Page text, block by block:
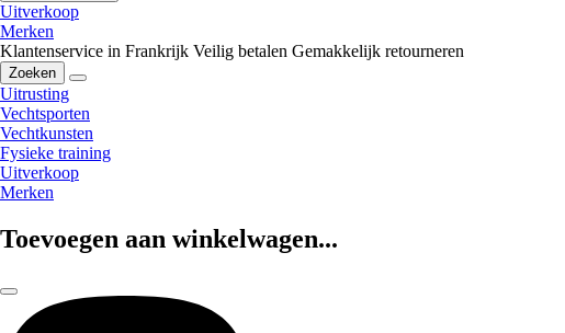
Uitverkoop
Merken
Klantenservice in Frankrijk Veilig betalen Gemakkelijk retourneren
Zoeken
Uitrusting
Vechtsporten
Vechtkunsten
Fysieke training
Uitverkoop
Merken
Toevoegen aan winkelwagen...